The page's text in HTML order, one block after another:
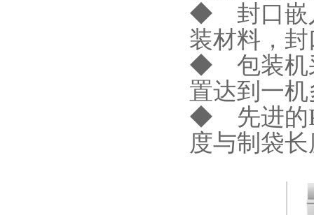
◆ 封口嵌
装材料，
◆ 包装机
置达到一
◆ 先进的
度与制袋